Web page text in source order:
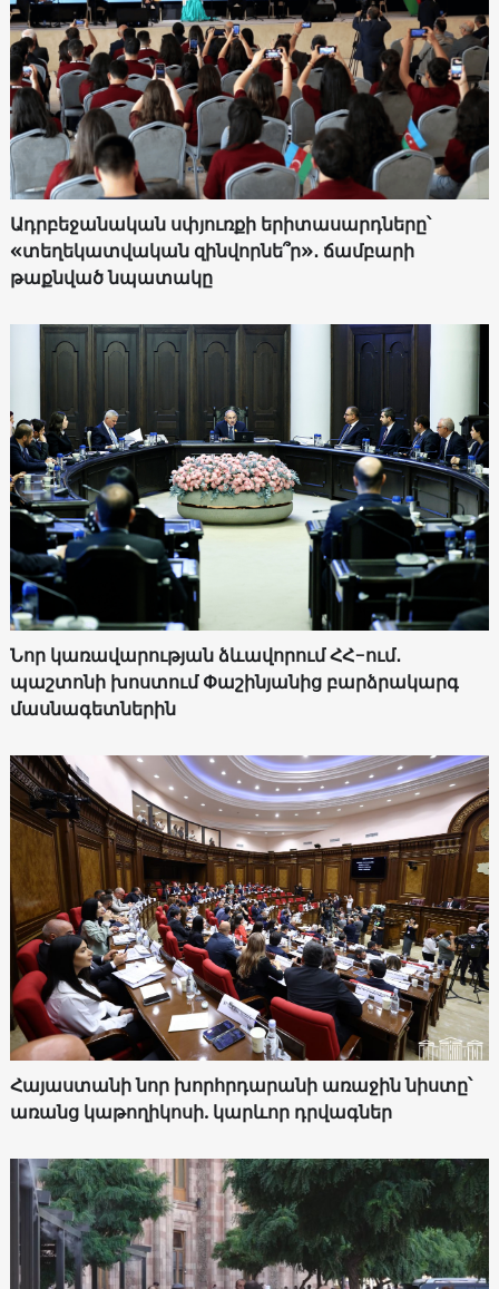
Ադրբեջանական սփյուռքի երիտասարդները՝
«տեղեկատվական զինվորնե՞ր»․ ճամբարի
թաքնված նպատակը
Նոր կառավարության ձևավորում ՀՀ-ում․
պաշտոնի խոստում Փաշինյանից բարձրակարգ
մասնագետներին
Հայաստանի նոր խորհրդարանի առաջին նիստը՝
առանց կաթողիկոսի. կարևոր դրվագներ